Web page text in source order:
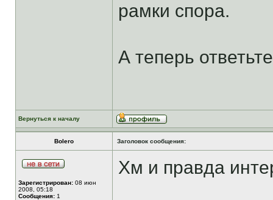
рамки спора.
А теперь
Вернуться к началу
Bolero Заголовок сообщения:
Зарегистрирован: 08 июн
2008, 05:18
Сообщения: 1
Хм и правда